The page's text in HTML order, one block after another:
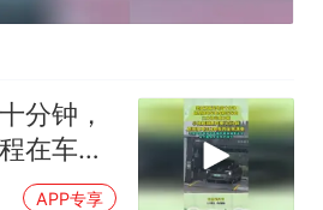
分钟，
在车
能APP专享